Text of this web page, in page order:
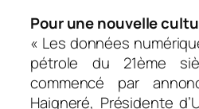
Pour une nouvelle
« Les données
pétrole du 21ème
commencé par
Haigneré, Présidente